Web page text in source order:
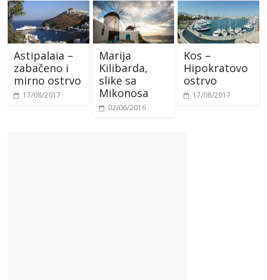
Astipalaia –
zabačeno i
mirno ostrvo
17/08/2017
Marija
Kilibarda,
slike sa
Mikonosa
02/06/2016
Kos –
Hipokratovo
ostrvo
17/08/2017